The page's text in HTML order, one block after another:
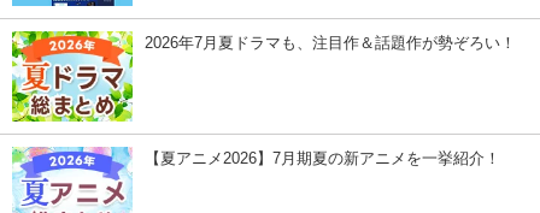
2026年7月夏ドラマも、注目作＆話題作が勢ぞろい！
【夏アニメ2026】7月期夏の新アニメを一挙紹介！